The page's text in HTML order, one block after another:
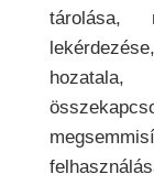
tárolása,